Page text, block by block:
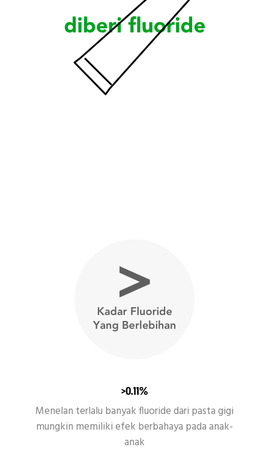
>0.11%
Menelan terlalu banyak fluoride dari pasta gigi
mungkin memiliki efek berbahaya pada anak-
anak